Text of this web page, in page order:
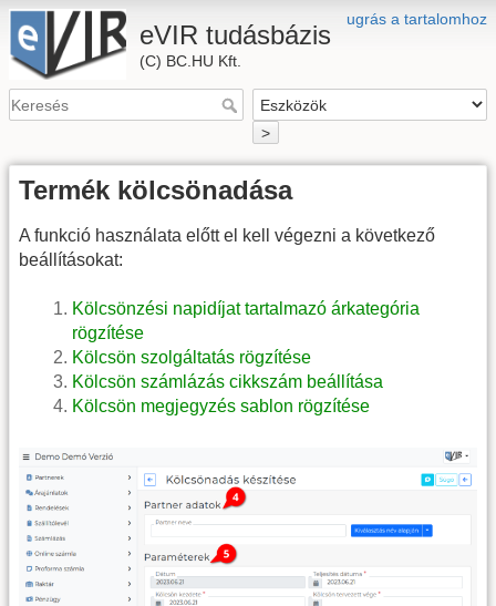
ugrás a tartalomhoz
eVIR tudásbázis
(C) BC.HU Kft.
>
Termék kölcsönadása
A funkció használata előtt el kell végezni a következő
beállításokat:
Kölcsönzési napidíjat tartalmazó árkategória
rögzítése
Kölcsön szolgáltatás rögzítése
Kölcsön számlázás cikkszám beállítása
Kölcsön megjegyzés sablon rögzítése